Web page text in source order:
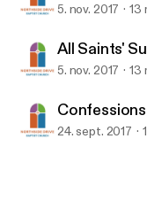
5. nov. 2017 13
All Saints'
5. nov. 2017 13
24. sept. 2017